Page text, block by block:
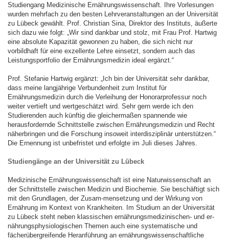
Studiengang Medizinische Ernährungswissenschaft. Ihre Vorlesungen
wurden mehrfach zu den besten Lehrveranstaltungen an der Universität
zu Lübeck gewählt. Prof. Christian Sina, Direktor des Instituts, äußerte
sich dazu wie folgt: „Wir sind dankbar und stolz, mit Frau Prof. Hartwig
eine absolute Kapazität gewonnen zu haben, die sich nicht nur
vorbildhaft für eine exzellente Lehre einsetzt, sondern auch das
Leistungsportfolio der Ernährungsmedizin ideal ergänzt.“
Prof. Stefanie Hartwig ergänzt: „Ich bin der Universität sehr dankbar,
dass meine langjährige Verbundenheit zum Institut für
Ernährungsmedizin durch die Verleihung der Honorarprofessur noch
weiter vertieft und wertgeschätzt wird. Sehr gern werde ich den
Studierenden auch künftig die gleichermaßen spannende wie
herausfordernde Schnittstelle zwischen Ernährungsmedizin und Recht
näherbringen und die Forschung insoweit interdisziplinär unterstützen.“
Die Ernennung ist unbefristet und erfolgte im Juli dieses Jahres.
Studiengänge an der Universität zu Lübeck
Medizinische Ernährungswissenschaft ist eine Naturwissenschaft an
der Schnittstelle zwischen Medizin und Biochemie. Sie beschäftigt sich
mit den Grundlagen, der Zusam-mensetzung und der Wirkung von
Ernährung im Kontext von Krankheiten. Im Studium an der Universität
zu Lübeck steht neben klassischen ernährungsmedizinischen- und er-
nährungsphysiologischen Themen auch eine systematische und
fächerübergreifende Heranführung an ernährungswissenschaftliche